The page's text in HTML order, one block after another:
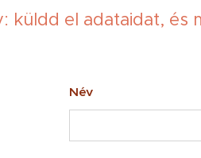
küldd el adataidat, és
Név